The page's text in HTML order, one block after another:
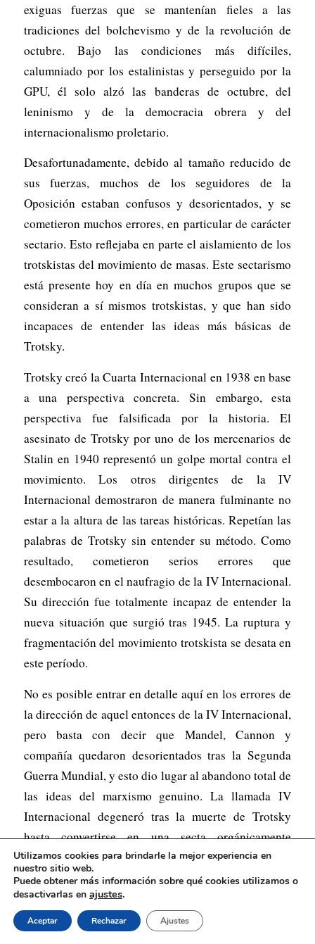
exiguas fuerzas que se mantenían fieles a las
tradiciones del bolchevismo y de la revolución de
octubre. Bajo las condiciones más difíciles,
calumniado por los estalinistas y perseguido por la
GPU, él solo alzó las banderas de octubre, del
leninismo y de la democracia obrera y del
internacionalismo proletario.
Desafortunadamente, debido al tamaño reducido de
sus fuerzas, muchos de los seguidores de la
Oposición estaban confusos y desorientados, y se
cometieron muchos errores, en particular de carácter
sectario. Esto reflejaba en parte el aislamiento de los
trotskistas del movimiento de masas. Este sectarismo
está presente hoy en día en muchos grupos que se
consideran a sí mismos trotskistas, y que han sido
incapaces de entender las ideas más básicas de
Trotsky.
Trotsky creó la Cuarta Internacional en 1938 en base
a una perspectiva concreta. Sin embargo, esta
perspectiva fue falsificada por la historia. El
asesinato de Trotsky por uno de los mercenarios de
Stalin en 1940 representó un golpe mortal contra el
movimiento. Los otros dirigentes de la IV
Internacional demostraron de manera fulminante no
estar a la altura de las tareas históricas. Repetían las
palabras de Trotsky sin entender su método. Como
resultado, cometieron serios errores que
desembocaron en el naufragio de la IV Internacional.
Su dirección fue totalmente incapaz de entender la
nueva situación que surgió tras 1945. La ruptura y
fragmentación del movimiento trotskista se desata en
este período.
No es posible entrar en detalle aquí en los errores de
la dirección de aquel entonces de la IV Internacional,
pero basta con decir que Mandel, Cannon y
compañía quedaron desorientados tras la Segunda
Guerra Mundial, y esto dio lugar al abandono total de
las ideas del marxismo genuino. La llamada IV
Internacional degeneró tras la muerte de Trotsky
hasta convertirse en una secta orgánicamente
pequeñoburguesa. No tiene nada en común con las
ideas de su fundador ni con la corriente genuina del
bolchevismo-leninismo.
Utilizamos cookies para brindarle la mejor experiencia en
nuestro sitio web.
Puede obtener más información sobre qué cookies utilizamos o
desactivarlas en ajustes.
Aceptar Rechazar Ajustes